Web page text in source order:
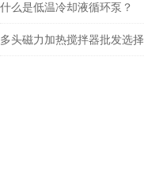
什么是低温冷却液循环泵？